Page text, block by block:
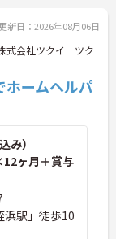
新日：2026年08月06日
式会社ツクイ ツク
ホームヘルパ
み）
ヶ月＋賞与
浜駅」徒歩10